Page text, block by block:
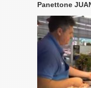
Panettone